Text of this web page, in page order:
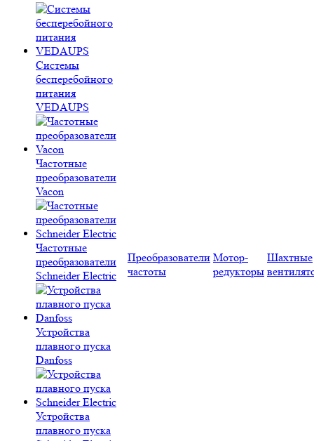
Системы
бесперебойного
питания
VEDAUPS
Частотные
преобразователи
Vacon
Частотные
преобразователи
Schneider Electric
Устройства
плавного пуска
Danfoss
Устройства
плавного пуска
Преобразователи
частоты
Мотор-
редукторы
Шахтные